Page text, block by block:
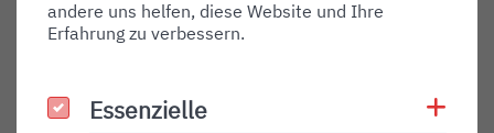
departure
PLN
andere uns helfen, diese Website und Ihre
Erfahrung zu verbessern.
Essenzielle
Essenzielle